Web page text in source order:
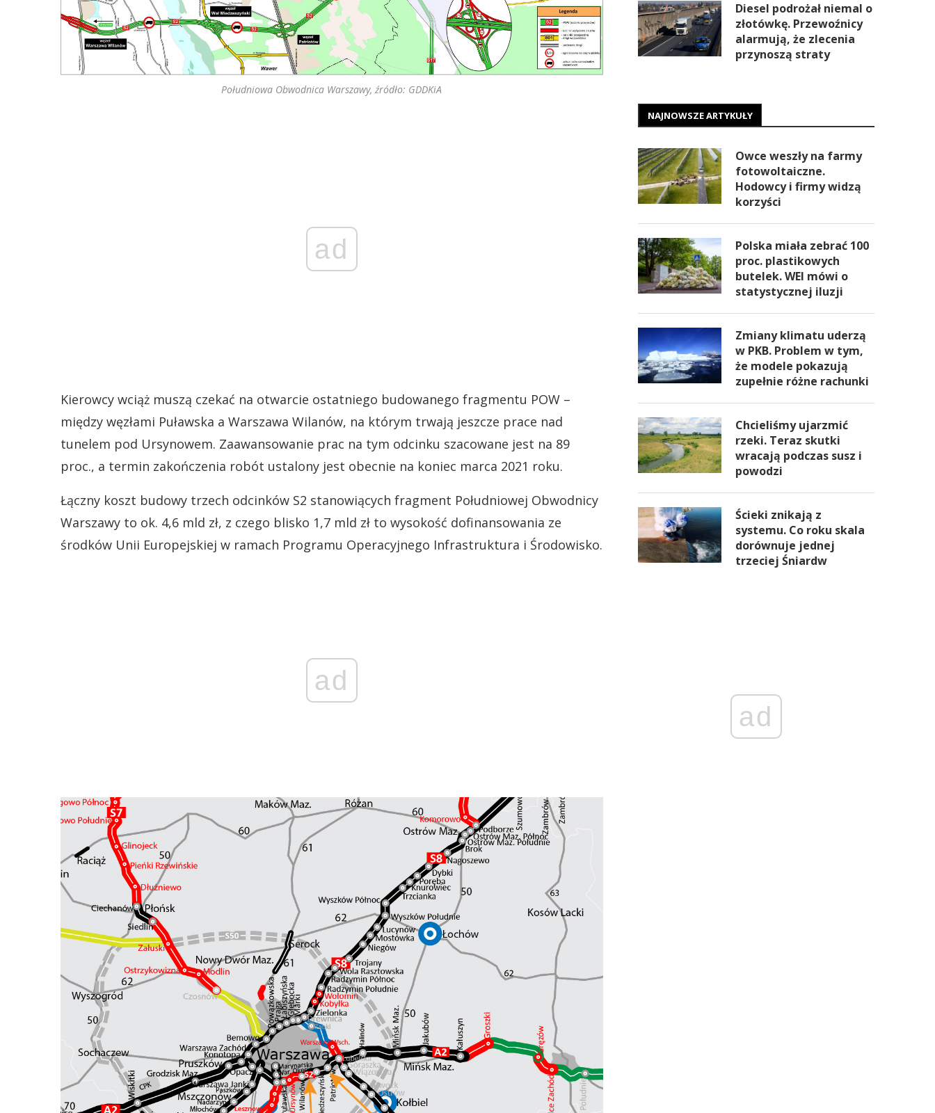
Południowa Obwodnica Warszawy, źródło: GDDKiA
ad
Kierowcy wciąż muszą czekać na otwarcie ostatniego budowanego fragmentu POW –
między węzłami Puławska a Warszawa Wilanów, na którym trwają jeszcze prace nad
tunelem pod Ursynowem. Zaawansowanie prac na tym odcinku szacowane jest na 89
proc., a termin zakończenia robót ustalony jest obecnie na koniec marca 2021 roku.
Łączny koszt budowy trzech odcinków S2 stanowiących fragment Południowej Obwodnicy
Warszawy to ok. 4,6 mld zł, z czego blisko 1,7 mld zł to wysokość dofinansowania ze
środków Unii Europejskiej w ramach Programu Operacyjnego Infrastruktura i Środowisko.
ad
Diesel podrożał niemal o
złotówkę. Przewoźnicy
alarmują, że zlecenia
przynoszą straty
NAJNOWSZE ARTYKUŁY
Owce weszły na farmy
fotowoltaiczne.
Hodowcy i firmy widzą
korzyści
Polska miała zebrać 100
proc. plastikowych
butelek. WEI mówi o
statystycznej iluzji
Zmiany klimatu uderzą
w PKB. Problem w tym,
że modele pokazują
zupełnie różne rachunki
Chcieliśmy ujarzmić
rzeki. Teraz skutki
wracają podczas susz i
powodzi
Ścieki znikają z
systemu. Co roku skala
dorównuje jednej
trzeciej Śniardw
ad